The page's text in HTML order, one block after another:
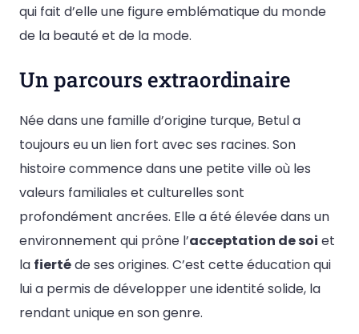
qui fait d’elle une figure emblématique du monde
de la beauté et de la mode.
Un parcours extraordinaire
Née dans une famille d’origine turque, Betul a
toujours eu un lien fort avec ses racines. Son
histoire commence dans une petite ville où les
valeurs familiales et culturelles sont
profondément ancrées. Elle a été élevée dans un
environnement qui prône l’acceptation de soi et
la fiertéde ses origines. C’est cette éducation qui
lui a permis de développer une identité solide, la
rendant unique en son genre.